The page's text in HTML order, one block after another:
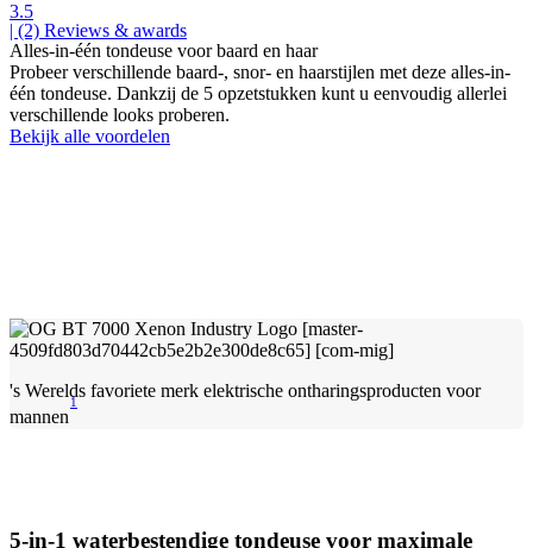
3.5
| (2) Reviews & awards
Alles-in-één tondeuse voor baard en haar
Probeer verschillende baard-, snor- en haarstijlen met deze alles-in-
één tondeuse. Dankzij de 5 opzetstukken kunt u eenvoudig allerlei
verschillende looks proberen.
Bekijk alle voordelen
's Werelds favoriete merk elektrische ontharingsproducten voor
mannen
1
5-in-1 waterbestendige tondeuse voor maximale